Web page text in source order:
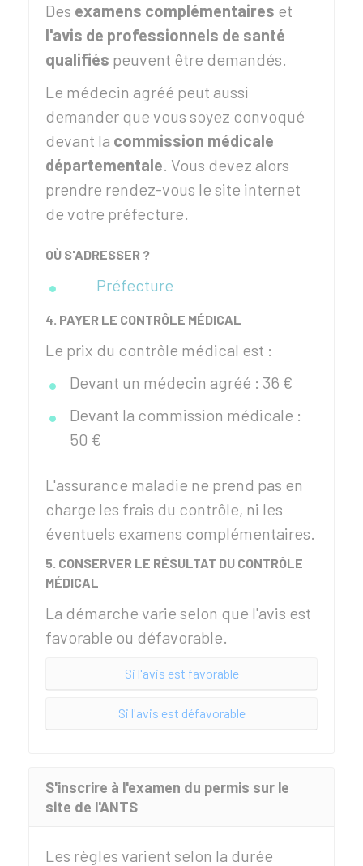
Des examens complémentaires et
l'avis de professionnels de santé
qualifiés peuvent être demandés.
Le médecin agréé peut aussi
demander que vous soyez convoqué
devant la commission médicale
départementale. Vous devez alors
prendre rendez-vous le site internet
de votre préfecture.
OÙ S'ADRESSER ?
Préfecture
4. PAYER LE CONTRÔLE MÉDICAL
Le prix du contrôle médical est :
Devant un médecin agréé : 36 €
Devant la commission médicale :
50 €
L'assurance maladie ne prend pas en
charge les frais du contrôle, ni les
éventuels examens complémentaires.
5. CONSERVER LE RÉSULTAT DU CONTRÔLE
MÉDICAL
La démarche varie selon que l'avis est
favorable ou défavorable.
Si l'avis est favorable
Si l'avis est défavorable
S'inscrire à l'examen du permis sur le
site de l'ANTS
Les règles varient selon la durée